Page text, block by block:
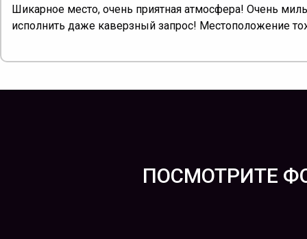
Шикарное место, очень приятная атмосфера! Очень
исполнить даже каверзный запрос! Местоположение
ПОСМОТРИТЕ